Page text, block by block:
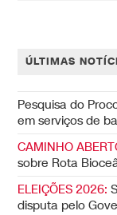
ÚLTIMAS
Pesquisa do
em serviços de
CAMINHO
sobre Rota
ELEIÇÕES 2026:
disputa pelo